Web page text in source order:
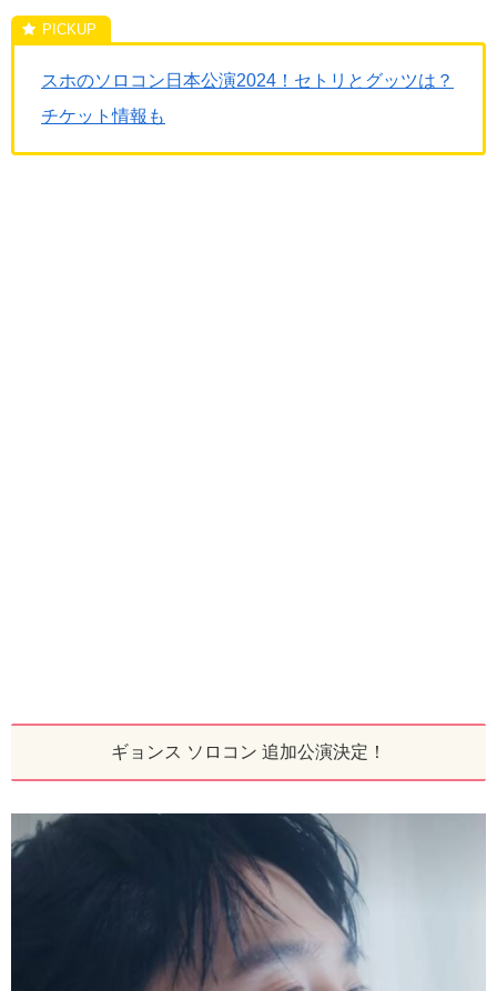
スホのソロコン日本公演2024！セトリとグッツは？
チケット情報も
ギョンス ソロコン 追加公演決定！